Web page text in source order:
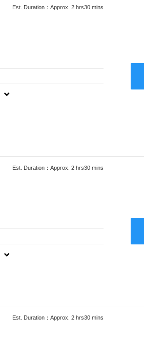
Est. Duration：Approx. 2 hrs30 mins
Est. Duration：Approx. 2 hrs30 mins
Est. Duration：Approx. 2 hrs30 mins